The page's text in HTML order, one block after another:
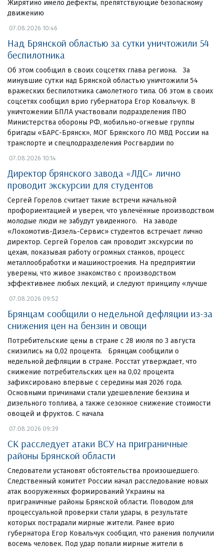
Жирятино имело дефекты, препятствующие безопасному
движению
07.08.2026 10:46
Над Брянской областью за сутки уничтожили 54
беспилотника
Об этом сообщил в своих соцсетях глава региона. За
минувшие сутки над Брянской областью уничтожили 54
вражеских беспилотника самолетного типа. Об этом в своих
соцсетях сообщил врио губернатора Егор Ковальчук. В
уничтожении БПЛА участвовали подразделения ПВО
Министерства обороны РФ, мобильно-огневые группы
бригады «БАРС-Брянск», МОГ Брянского ЛО МВД России на
транспорте и спецподразделения Росгвардии по
07.08.2026 10:14
Директор брянского завода «ЛДС» лично
проводит экскурсии для студентов
Сергей Горелов считает такие встречи начальной
профориентацией и уверен, что увлечённые производством
молодые люди не забудут увиденного. На заводе
«Локомотив-Дизель-Сервис» студентов встречает лично
директор. Сергей Горелов сам проводит экскурсии по
цехам, показывая работу огромных станков, процесс
металлообработки и машиностроения. На предприятии
уверены, что живое знакомство с производством
эффективнее любых лекций, и следуют принципу «лучше
07.08.2026 09:52
Брянцам сообщили о недельной дефляции из-за
снижения цен на бензин и овощи
Потребительские цены в стране с 28 июля по 3 августа
снизились на 0,02 процента. Брянцам сообщили о
недельной дефляции в стране. Росстат утверждает, что
снижение потребительских цен на 0,02 процента
зафиксировано впервые с середины мая 2026 года.
Основными причинами стали удешевление бензина и
дизельного топлива, а также сезонное снижение стоимости
овощей и фруктов. С начала
07.08.2026 09:39
СК расследует атаки ВСУ на приграничные
районы Брянской области
Следователи установят обстоятельства произошедшего.
Следственный комитет России начал расследование новых
атак вооруженных формирований Украины на
приграничные районы Брянской области. Поводом для
процессуальной проверки стали удары, в результате
которых пострадали мирные жители. Ранее врио
губернатора Егор Ковальчук сообщил, что ранения получили
восемь человек. Под удар попали мирные жители в